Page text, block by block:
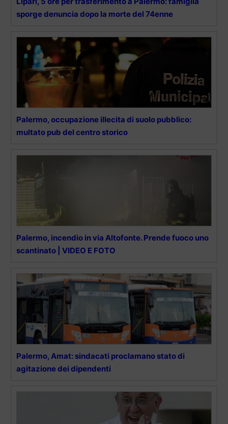
sporge denuncia dopo la morte del 74enne
Palermo, occupazione illecita di suolo pubblico:
multato pub del centro storico
Palermo, incendio in via Altofonte. Prende fuoco uno
scantinato | VIDEO E FOTO
Palermo, Amat: sindacati proclamano stato di
agitazione dei dipendenti